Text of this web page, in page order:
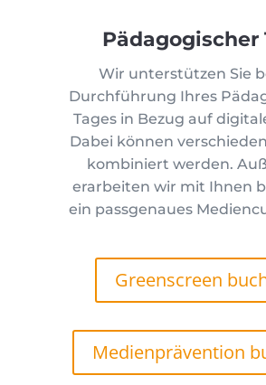
Pädagogischer
Wir unterstützen Sie
Durchführung Ihres
Tages in Bezug auf
Dabei können
kombiniert werden.
erarbeiten wir mit Ihnen
ein passgenaues
Greenscreen
Medienprävention